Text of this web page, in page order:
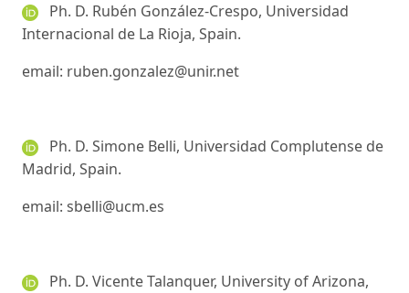
Ph. D. Rubén González-Crespo, Universidad
Internacional de La Rioja, Spain.
email: ruben.gonzalez@unir.net
Ph. D. Simone Belli, Universidad Complutense de
Madrid, Spain.
email: sbelli@ucm.es
Ph. D. Vicente Talanquer, University of Arizona,